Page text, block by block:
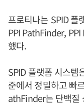
프로티나는 SPID 플
PPI PathFinder,
했다.
SPID 플랫폼 시스템
준에서 정밀하고 빠
athFinder는 단백질